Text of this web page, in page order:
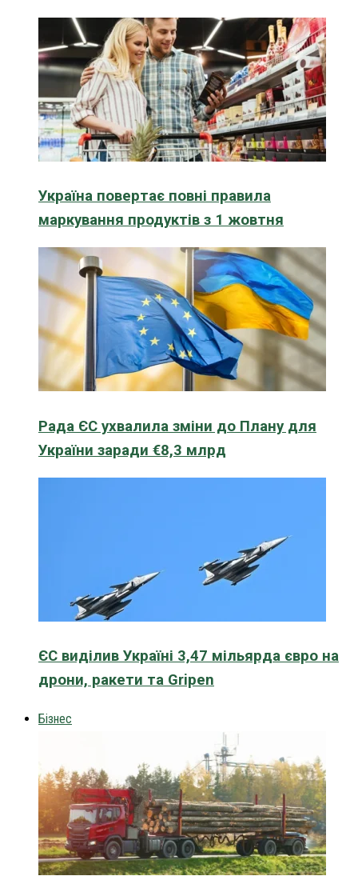
Україна повертає повні правила
маркування продуктів з 1 жовтня
Рада ЄС ухвалила зміни до Плану для
України заради €8,3 млрд
ЄС виділив Україні 3,47 мільярда євро на
дрони, ракети та Gripen
Бізнес